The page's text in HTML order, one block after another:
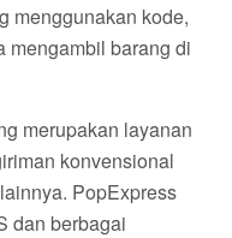
menggunakan kode,
mengambil barang di
merupakan layanan
konvensional
PopExpress
dan berbagai